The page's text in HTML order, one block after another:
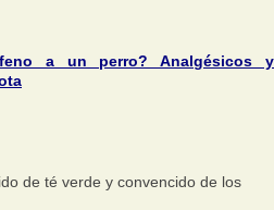
a un perro? Analgésicos y
de té verde y convencido de los